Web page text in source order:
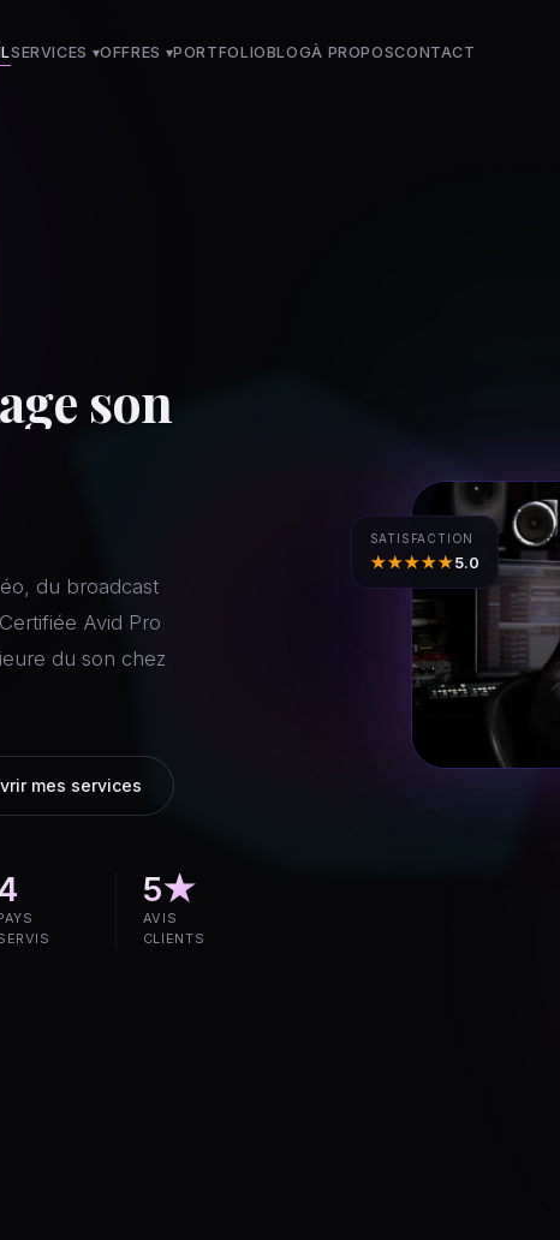
SERVICES ▾OFFRES ▾PORTFOLIOBLOGÀ PROPOSCONTACT
ge son
éo, du broadcast
Certifiée Avid Pro
ieure du son chez
mes services
5★
AVIS
CLIENTS
SATISFACTION
★★★★★5.0